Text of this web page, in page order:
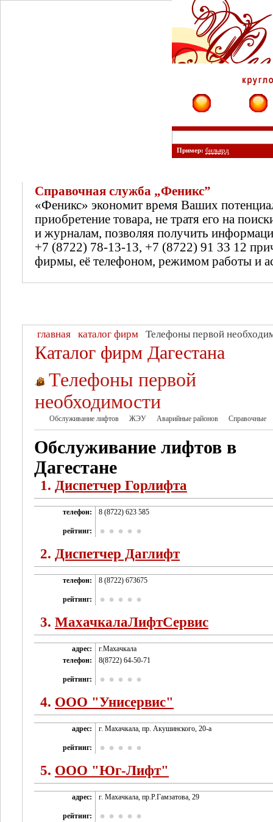
Пример: бильярд
Справочная служба „Феникс”
«Феникс» экономит время Ваших
приобретение товара, не тратя его на
и журналам, позволяя получить
+7 (8722) 78-13-13, +7 (8722) 91 33 12
фирмы, её телефоном, режимом работы и
главная каталог фирм Телефоны первой
Каталог фирм Дагестана
Телефоны первой
необходимости
Обслуживание лифтов ЖЭУ Аварийные районов Справочные
Обслуживание лифтов в
Дагестане
1. Диспетчер Горлифта
телефон: 8 (8722) 623 585
рейтинг:
2. Диспетчер Даглифт
телефон: 8 (8722) 673675
рейтинг:
3. МахачкалаЛифтСервис
адрес:
г.Махачкала
телефон:
8(8722) 64-50-71
рейтинг:
4. ООО "Унисервис"
адрес: г. Махачкала, пр. Акушинского, 20-а
рейтинг:
5. ООО "Юг-Лифт"
адрес: г. Махачкала, пр.Р.Гамзатова, 29
рейтинг: